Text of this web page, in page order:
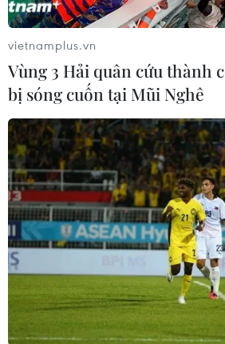
Hơn 30 triệu USD cho
của Hoàng đế Khang Hy
03/04/2018 22:25
Một chiếc bát cực hiếm từ đời nhà
cho Hoàng đế Khang Hy của
với giá 30,4 triệu USD.
vietnamplus.vn
Vùng 3 Hải quân cứu thành
bị sóng cuốn tại Mũi Nghê